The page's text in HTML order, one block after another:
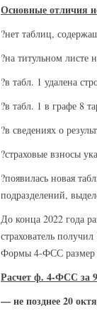
Основные отличия
?нет таблиц,
?на титульном листе
?в табл. 1 удалена
?в табл. 1 в графе 8
?в сведениях о
?страховые взносы
?появилась новая
подразделений,
До конца 2022 года
страхователь
Формы 4-ФСС размер
Расчет ф. 4-ФСС за 9
— не позднее 20